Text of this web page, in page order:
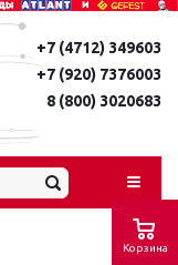
Корзина
+7 (4712) 349603
+7 (920) 7376003
8 (800) 3020683